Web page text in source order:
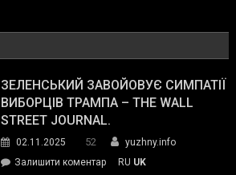
ЗЕЛЕНСЬКИЙ ЗАВОЙОВУЄ СИМПАТІЇ
ВИБОРЦІВ ТРАМПА – THE WALL
STREET JOURNAL.
02.11.2025 52
yuzhny.info
Залишити коментарon
RU UK